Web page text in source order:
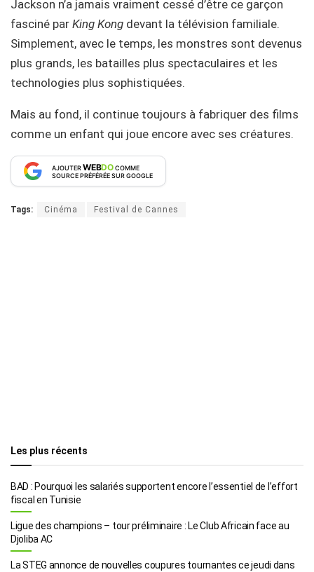
Jackson n’a jamais vraiment cessé d’être ce garçon
fasciné par King Kong devant la télévision familiale.
Simplement, avec le temps, les monstres sont devenus
plus grands, les batailles plus spectaculaires et les
technologies plus sophistiquées.
Mais au fond, il continue toujours à fabriquer des films
comme un enfant qui joue encore avec ses créatures.
AJOUTERWEBDOCOMME
SOURCE PRÉFÉRÉE SUR GOOGLE
Tags: Cinéma Festival de Cannes
Les plus récents
BAD : Pourquoi les salariés supportent encore l’essentiel de l’effort
fiscal en Tunisie
Ligue des champions – tour préliminaire : Le Club Africain face au
Djoliba AC
La STEG annonce de nouvelles coupures tournantes ce jeudi dans